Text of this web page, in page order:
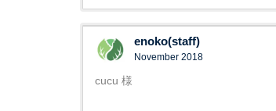
enoko(staff)
November 2018
cucu 様